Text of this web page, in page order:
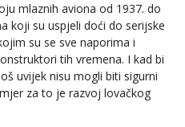
mlaznih aviona od 1937. do
koji su uspjeli doći do serijske
su se sve naporima i
tih vremena. I kad bi
uvijek nisu mogli biti sigurni
za to je razvoj lovačkog